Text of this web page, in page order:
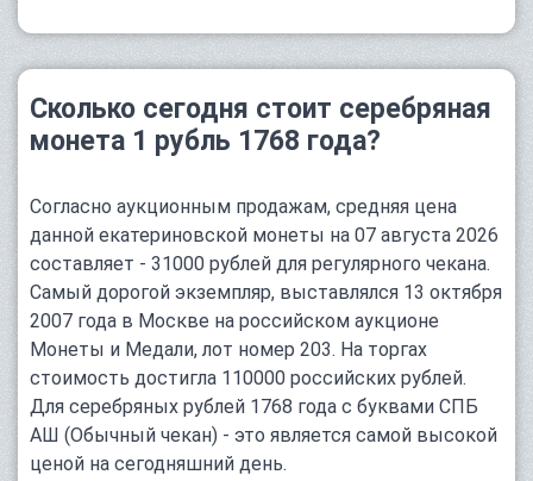
Сколько сегодня стоит серебряная
монета 1 рубль 1768 года?
Согласно аукционным продажам, средняя цена
данной екатериновской монеты на 07 августа 2026
составляет - 31000 рублей для регулярного чекана.
Самый дорогой экземпляр, выставлялся 13 октября
2007 года в Москве на российском аукционе
Монеты и Медали, лот номер 203. На торгах
стоимость достигла 110000 российских рублей.
Для серебряных рублей 1768 года с буквами СПБ
АШ (Обычный чекан) - это является самой высокой
ценой на сегодняшний день.